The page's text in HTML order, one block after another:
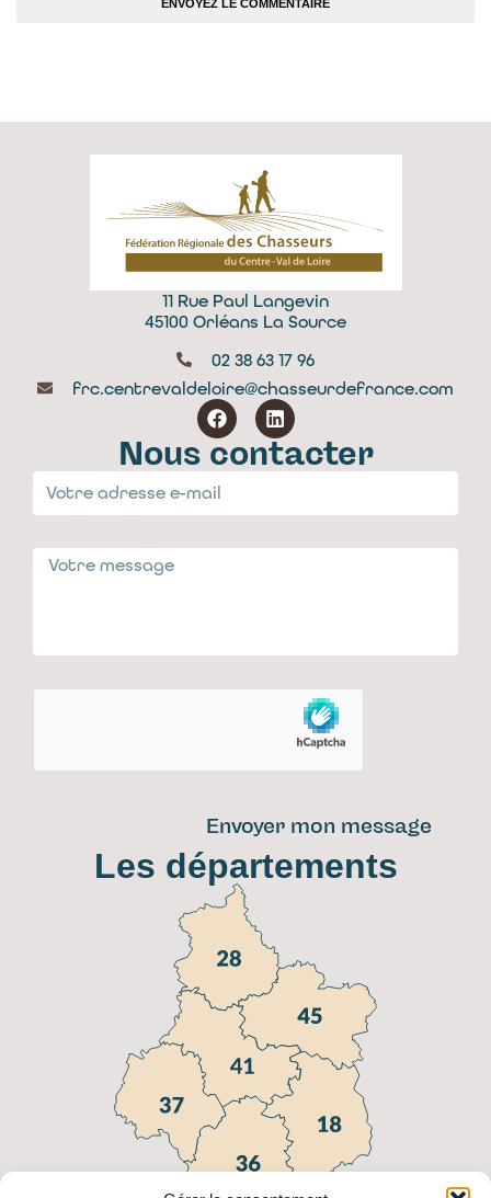
11 Rue Paul Langevin
45100 Orléans La Source
02 38 63 17 96
frc.centrevaldeloire@chasseurdefrance.com
Nous contacter
Envoyer mon message
Les départements